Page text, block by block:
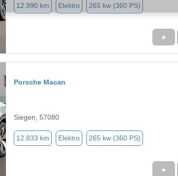
12.990 km Elektro 265 kw (360 PS)
★
Porsche Macan
Siegen, 57080
12.833 km Elektro 265 kw (360 PS)
★